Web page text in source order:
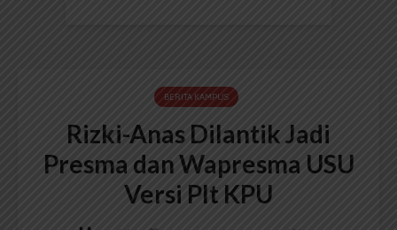
BERITA KAMPUS
Rizki-Anas Dilantik Jadi
Presma dan Wapresma USU
Versi Plt KPU